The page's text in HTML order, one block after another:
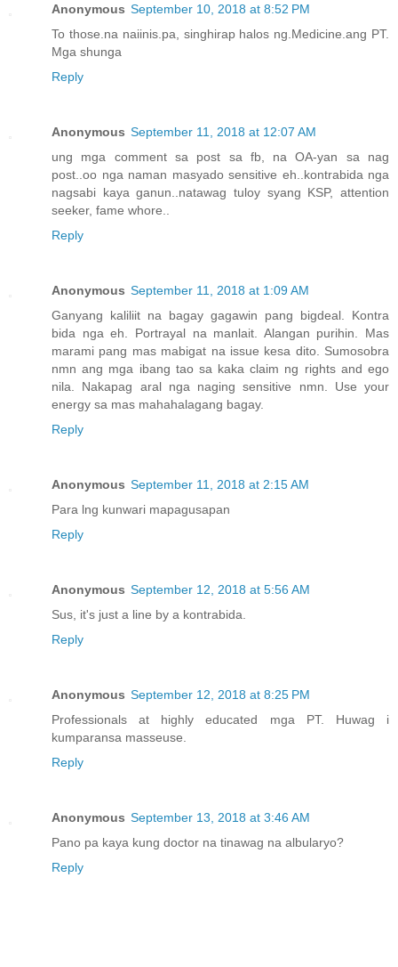
Anonymous September 10, 2018 at 8:52 PM
To those.na naiinis.pa, singhirap halos ng.Medicine.ang PT.
Mga shunga
Reply
Anonymous September 11, 2018 at 12:07 AM
ung mga comment sa post sa fb, na OA-yan sa nag
post..oo nga naman masyado sensitive eh..kontrabida nga
nagsabi kaya ganun..natawag tuloy syang KSP, attention
seeker, fame whore..
Reply
Anonymous September 11, 2018 at 1:09 AM
Ganyang kaliliit na bagay gagawin pang bigdeal. Kontra
bida nga eh. Portrayal na manlait. Alangan purihin. Mas
marami pang mas mabigat na issue kesa dito. Sumosobra
nmn ang mga ibang tao sa kaka claim ng rights and ego
nila. Nakapag aral nga naging sensitive nmn. Use your
energy sa mas mahahalagang bagay.
Reply
Anonymous September 11, 2018 at 2:15 AM
Para lng kunwari mapagusapan
Reply
Anonymous September 12, 2018 at 5:56 AM
Sus, it's just a line by a kontrabida.
Reply
Anonymous September 12, 2018 at 8:25 PM
Professionals at highly educated mga PT. Huwag i
kumparansa masseuse.
Reply
Anonymous September 13, 2018 at 3:46 AM
Pano pa kaya kung doctor na tinawag na albularyo?
Reply